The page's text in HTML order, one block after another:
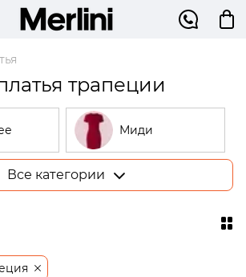
трапеции
Миди
В рубчик
Все категории